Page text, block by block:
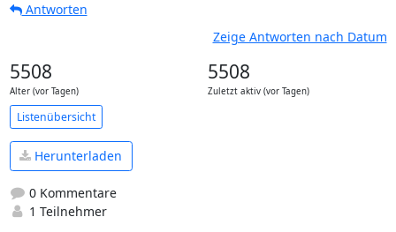
Antworten
Zeige Antworten nach Datum
5508
Alter (vor Tagen)
5508
Zuletzt aktiv (vor Tagen)
Listenübersicht
Herunterladen
0 Kommentare
1 Teilnehmer